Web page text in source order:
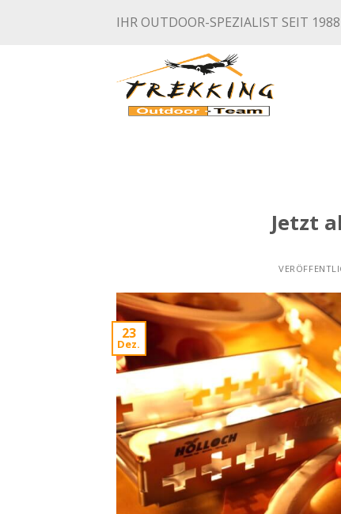
IHR OUTDOOR-SPEZIALIST SEIT 1988
Jetzt
23
Dez.